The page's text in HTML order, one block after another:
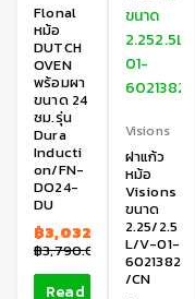
Flonal
หม้อ
DUTCH
OVEN
พร้อมผา
ขนาด 24
ซม.รุ่น
Dura
Inducti
on/FN-
DO24-
DU
฿3,790.00
฿3,032.00
Read
Visions
ฝาแก้ว
หม้อ
Visions
ขนาด
2.25/2.5
L/V-01-
6021382
/CN